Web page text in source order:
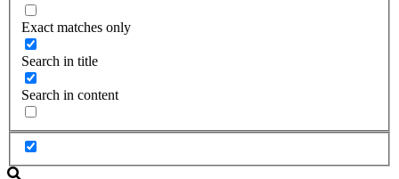
Exact matches only
Search in title
Search in content